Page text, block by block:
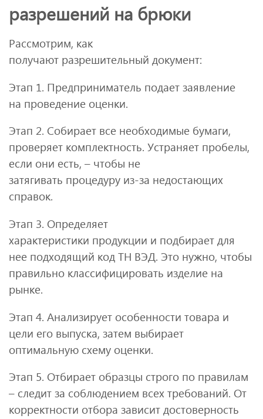
разрешений на брюки
Рассмотрим, как
получают разрешительный документ:
Этап 1. Предприниматель подает заявление
на проведение оценки.
Этап 2. Собирает все необходимые бумаги,
проверяет комплектность. Устраняет пробелы,
если они есть, – чтобы не
затягивать процедуру из‑за недостающих
справок.
Этап 3. Определяет
характеристики продукции и подбирает для
нее подходящий код ТН ВЭД. Это нужно, чтобы
правильно классифицировать изделие на
рынке.
Этап 4. Анализирует особенности товара и
цели его выпуска, затем выбирает
оптимальную схему оценки.
Этап 5. Отбирает образцы строго по правилам
– следит за соблюдением всех требований. От
корректности отбора зависит достоверность